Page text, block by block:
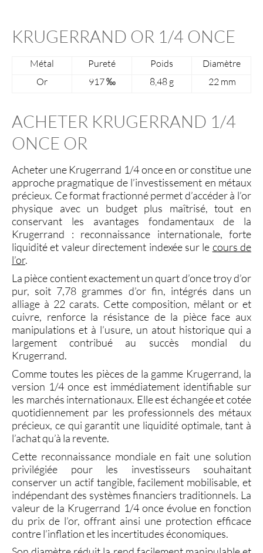
KRUGERRAND OR 1/4 ONCE
Métal Pureté Poids
Diamètre
Or
917 ‰ 8,48 g 22 mm
ACHETER KRUGERRAND 1/4
ONCE OR
Acheter une Krugerrand 1/4 once en orconstitue une
approche pragmatique de l’investissement en métaux
précieux. Ce format fractionné permet d’accéder à l’or
physique avec un budget plus maîtrisé, tout en
conservant les avantages fondamentaux de la
Krugerrand : reconnaissance internationale, forte
liquidité et valeur directement indexée sur le cours de
l’or.
La pièce contient exactement unquart d’once troy d’or
pur, soit 7,78 grammes d’or fin, intégrés dans un
alliage à 22 carats. Cette composition, mêlant or et
cuivre, renforce la résistance de la pièce face aux
manipulations et à l’usure, un atout historique qui a
largement contribué au succès mondial du
Krugerrand.
Comme toutes les pièces de la gamme Krugerrand, la
version 1/4 once est immédiatement identifiable sur
les marchés internationaux. Elle est échangée et cotée
quotidiennement par les professionnels des métaux
précieux, ce qui garantit une liquidité optimale, tant à
l’achat qu’à la revente.
Cette reconnaissance mondiale en fait une solution
privilégiée pour les investisseurs souhaitant
conserver un actif tangible, facilement mobilisable, et
indépendant des systèmes financiers traditionnels. La
valeur de la Krugerrand 1/4 onceévolue en fonction
du prix de l’or, offrant ainsi une protection efficace
contre l’inflation et les incertitudes économiques.